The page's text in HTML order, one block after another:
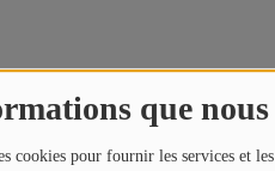
que nous
cookies pour fournir les services et
commenter cet article